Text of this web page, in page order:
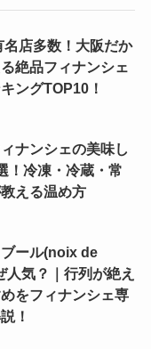
名店多数！大阪だか
絶品フィナンシェ
ングTOP10！
ィナンシェの美味し
！冷凍・冷蔵・常
える温め方
ール(noix de
気？｜行列が絶え
をフィナンシェ専
！